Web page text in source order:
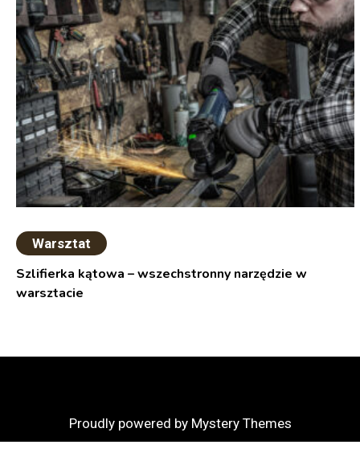
Warsztat
Szlifierka kątowa – wszechstronny narzędzie w
warsztacie
Proudly powered by Mystery Themes